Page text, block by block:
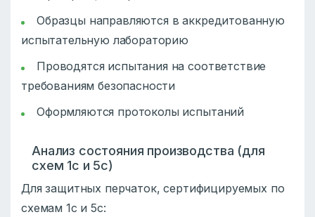
Образцы направляются в аккредитованную
испытательную лабораторию
Проводятся испытания на соответствие
требованиям безопасности
Оформляются протоколы испытаний
Анализ состояния производства (для
схем 1с и 5с)
Для защитных перчаток, сертифицируемых по
схемам 1с и 5с: